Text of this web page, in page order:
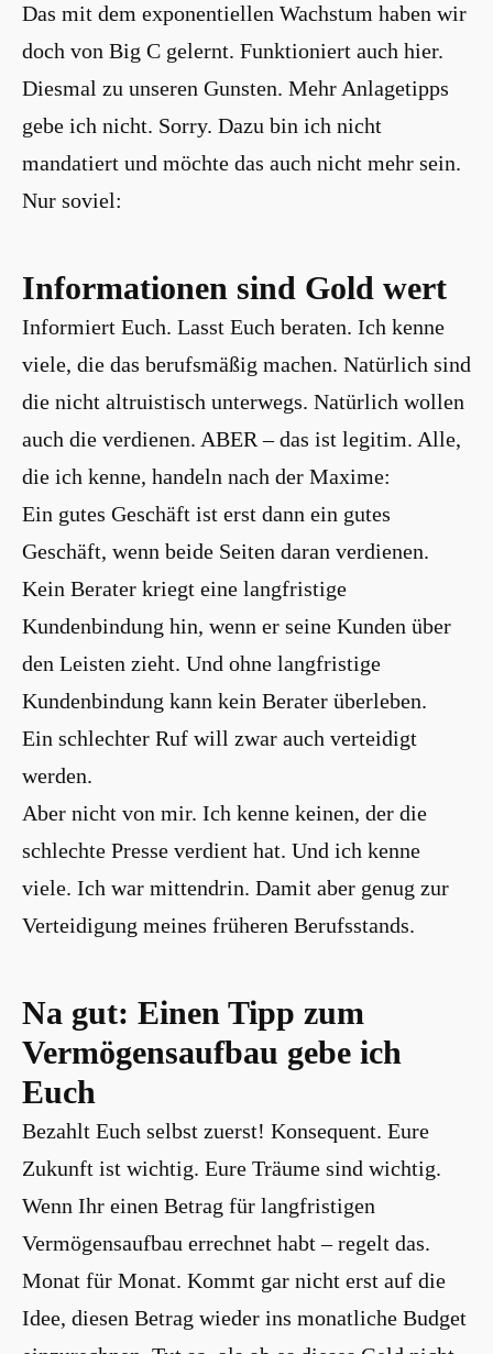
Das mit dem exponentiellen Wachstum haben wir
doch von Big C gelernt. Funktioniert auch hier.
Diesmal zu unseren Gunsten. Mehr Anlagetipps
gebe ich nicht. Sorry. Dazu bin ich nicht
mandatiert und möchte das auch nicht mehr sein.
Nur soviel:
Informationen sind Gold wert
Informiert Euch. Lasst Euch beraten. Ich kenne
viele, die das berufsmäßig machen. Natürlich sind
die nicht altruistisch unterwegs. Natürlich wollen
auch die verdienen. ABER – das ist legitim. Alle,
die ich kenne, handeln nach der Maxime:
Ein gutes Geschäft ist erst dann ein gutes
Geschäft, wenn beide Seiten daran verdienen.
Kein Berater kriegt eine langfristige
Kundenbindung hin, wenn er seine Kunden über
den Leisten zieht. Und ohne langfristige
Kundenbindung kann kein Berater überleben.
Ein schlechter Ruf will zwar auch verteidigt
werden.
Aber nicht von mir. Ich kenne keinen, der die
schlechte Presse verdient hat. Und ich kenne
viele. Ich war mittendrin. Damit aber genug zur
Verteidigung meines früheren Berufsstands.
Na gut: Einen Tipp zum
Vermögensaufbau gebe ich
Euch
Bezahlt Euch selbst zuerst! Konsequent. Eure
Zukunft ist wichtig. Eure Träume sind wichtig.
Wenn Ihr einen Betrag für langfristigen
Vermögensaufbau errechnet habt – regelt das.
Monat für Monat. Kommt gar nicht erst auf die
Idee, diesen Betrag wieder ins monatliche Budget